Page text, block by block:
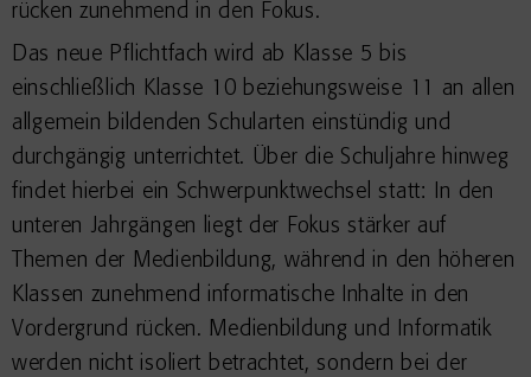
rücken zunehmend in den Fokus.
Das neue Pflichtfach wird ab Klasse 5 bis
einschließlich Klasse 10 beziehungsweise 11 an allen
allgemein bildenden Schularten einstündig und
durchgängig unterrichtet. Über die Schuljahre hinweg
findet hierbei ein Schwerpunktwechsel statt: In den
unteren Jahrgängen liegt der Fokus stärker auf
Themen der Medienbildung, während in den höheren
Klassen zunehmend informatische Inhalte in den
Vordergrund rücken. Medienbildung und Informatik
werden nicht isoliert betrachtet, sondern bei der